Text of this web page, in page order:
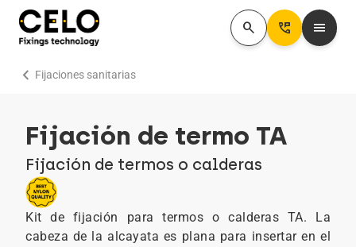
search Perm_Phone_Msg menu
Fijaciones sanitarias
chevron_right
Fijación de termo TA
Fijación de termos o calderas
Kit de fijación para termos o calderas TA. La
cabeza de la alcayata es plana para insertar en el